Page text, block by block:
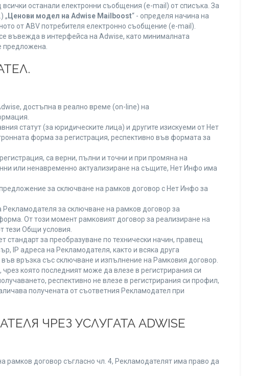
останали електронни съобщения (e-mail) от списъка. За
„ Ценови модел на Adwise Mailboost“ - определя начина на
от ABV потребителя електронно съобщение (e-mail).
въвежда в интерфейса на Adwise, като минималната
предложена.
достъпна в реално време (on-line) на
статут (за юридическите лица) и другите изискуеми от Нет
форма за регистрация, респективно във формата за
са верни, пълни и точни и при промяна на
или ненавременно актуализиране на същите, Нет Инфо има
за сключване на рамков договор с Нет Инфо за
за сключване на рамков договор за
От този момент рамковият договор за реализиране на
тези Общи условия.
за преобразуване по технически начин, правещ
IP адреса на Рекламодателя, както и всяка друга
връзка със сключване и изпълнение на Рамковия договор.
която последният може да влезе в регистрирания си
респективно не влезе в регистрирания си профил,
получената от съответния Рекламодател при
ЧРЕЗ УСЛУГАТА ADWISE
рамков договор съгласно чл. 4, Рекламодателят има право да